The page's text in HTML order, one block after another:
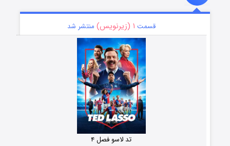
قسمت ۱ (زیرنویس) منتشر شد
تد لاسو فصل ۴